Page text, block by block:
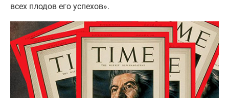
всех плодов его успехов».